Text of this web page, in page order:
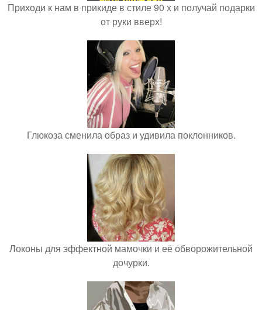
Приходи к нам в прикиде в стиле 90 х и получай подарки
от руки вверх!
Глюкоза сменила образ и удивила поклонников.
Локоны для эффектной мамочки и её обворожительной
дочурки.